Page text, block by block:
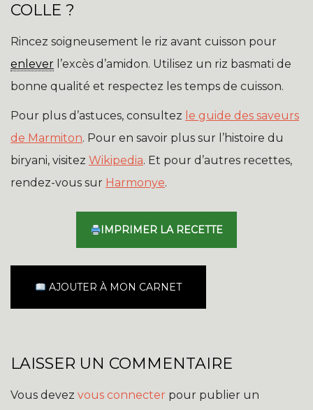
COLLE ?
Rincez soigneusement le riz avant cuisson pour
enlever l’excès d’amidon. Utilisez un riz basmati de
bonne qualité et respectez les temps de cuisson.
Pour plus d’astuces, consultez le guide des saveurs
de Marmiton. Pour en savoir plus sur l’histoire du
biryani, visitez Wikipedia. Et pour d’autres recettes,
rendez-vous sur Harmonye.
IMPRIMER LA RECETTE
AJOUTER À MON CARNET
LAISSER UN COMMENTAIRE
Vous devez vous connecter pour publier un